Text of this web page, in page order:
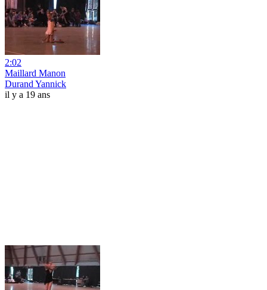
2:02
Maillard Manon
Durand Yannick
il y a 19 ans